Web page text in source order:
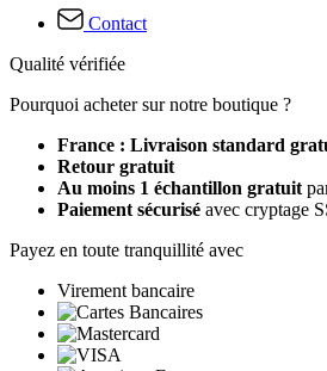
Contact
Qualité vérifiée
Pourquoi acheter sur notre boutique ?
France : Livraison standard
Retour gratuit
Au moins 1 échantillon gratuit
Paiement sécurisé avec cryptage
Payez en toute tranquillité avec
Virement bancaire